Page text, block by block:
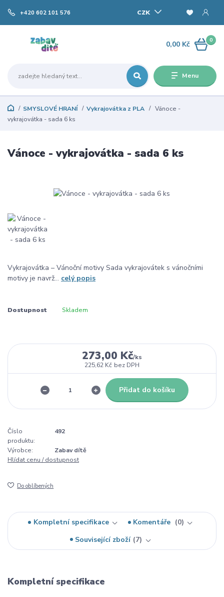
Menu
CZK
+420 602 101 576
0
0,00 Kč
SMYSLOVÉ HRANÍ Vykrajovátka z PLA
Vánoce -
vykrajovátka - sada 6 ks
Vánoce - vykrajovátka - sada 6 ks
Vykrajovátka – Vánoční motivy Sada vykrajovátek s vánočními
motivy je navrž... celý popis
Dostupnost Skladem
273,00 Kč/ks
225,62 Kč bez DPH
Přidat do košíku
Číslo
produktu:
492
Výrobce:
Zabav dítě
Hlídat cenu / dostupnost
Do oblíbených
Kompletní specifikace Komentáře
0
Související zboží 7
Kompletní specifikace